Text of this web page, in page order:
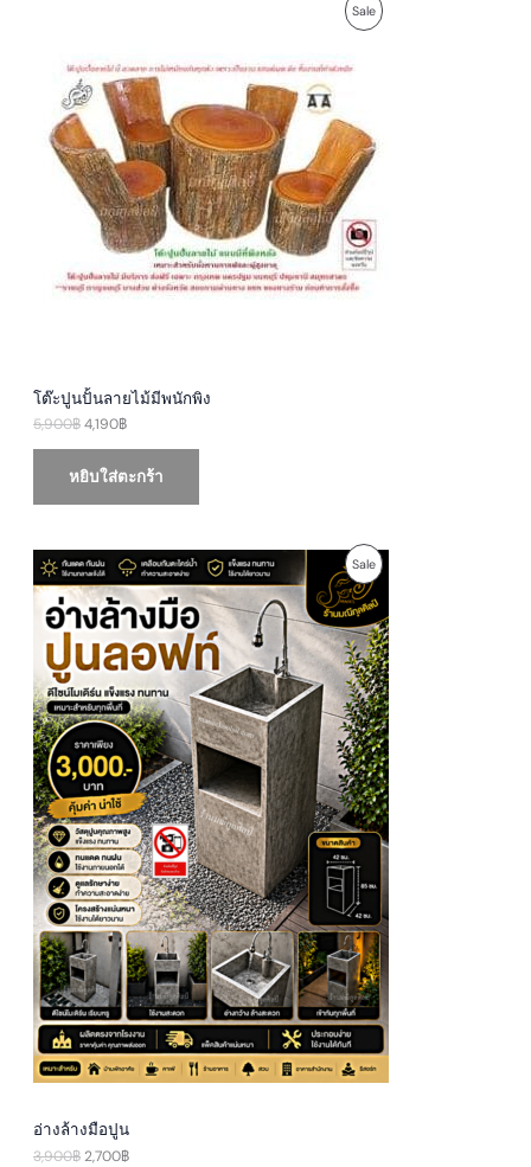
SaleP
O
โต๊ะปูนปั้นลายไม้มีพนักพิง
5,900฿
i
n
a
l
p
r
i
c
s
:
฿
4,190฿
e
n
t
p
r
i
c
e
i
s
:
4
,
หยิบใส่ตะกร้า
SaleP
R
O
D
U
C
T
O
A
L
E
อ่างล้างมือปูน
3,900฿
O
r
i
g
i
a
p
r
c
e
w
a
s
:
3
,
9
0
0
฿
.
2,700฿
C
u
r
r
e
n
t
r
i
c
e
i
s
:
2
,
7
0
0
฿
.